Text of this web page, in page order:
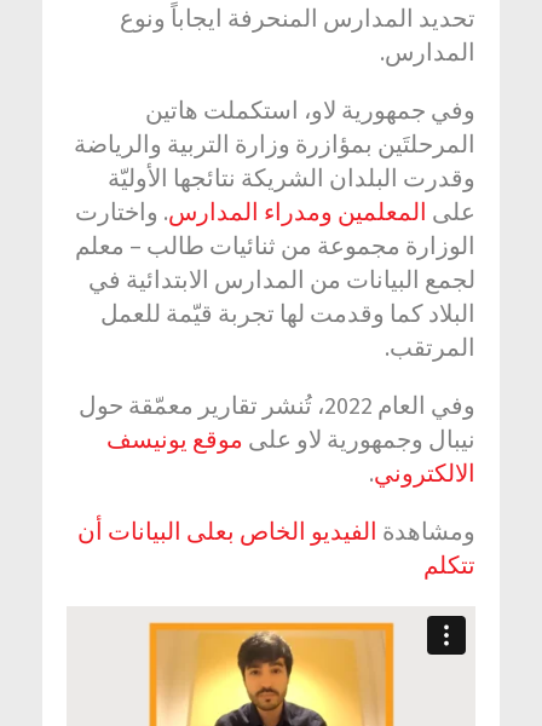
تحديد المدارس المنحرفة ايجاباً ونوع
المدارس.
وفي جمهورية لاو، استكملت هاتين
المرحلتَين بمؤازرة وزارة التربية والرياضة
وقدرت البلدان الشريكة نتائجها الأوليّة
على المعلمين ومدراء المدارس. واختارت
الوزارة مجموعة من ثنائيات طالب – معلم
لجمع البيانات من المدارس الابتدائية في
البلاد كما وقدمت لها تجربة قيّمة للعمل
المرتقب.
وفي العام 2022، تُنشر تقارير معمّقة حول
نيبال وجمهورية لاو على موقع يونيسف
الالكتروني.
ومشاهدة الفيديو الخاص بعلى البيانات أن
تتكلم